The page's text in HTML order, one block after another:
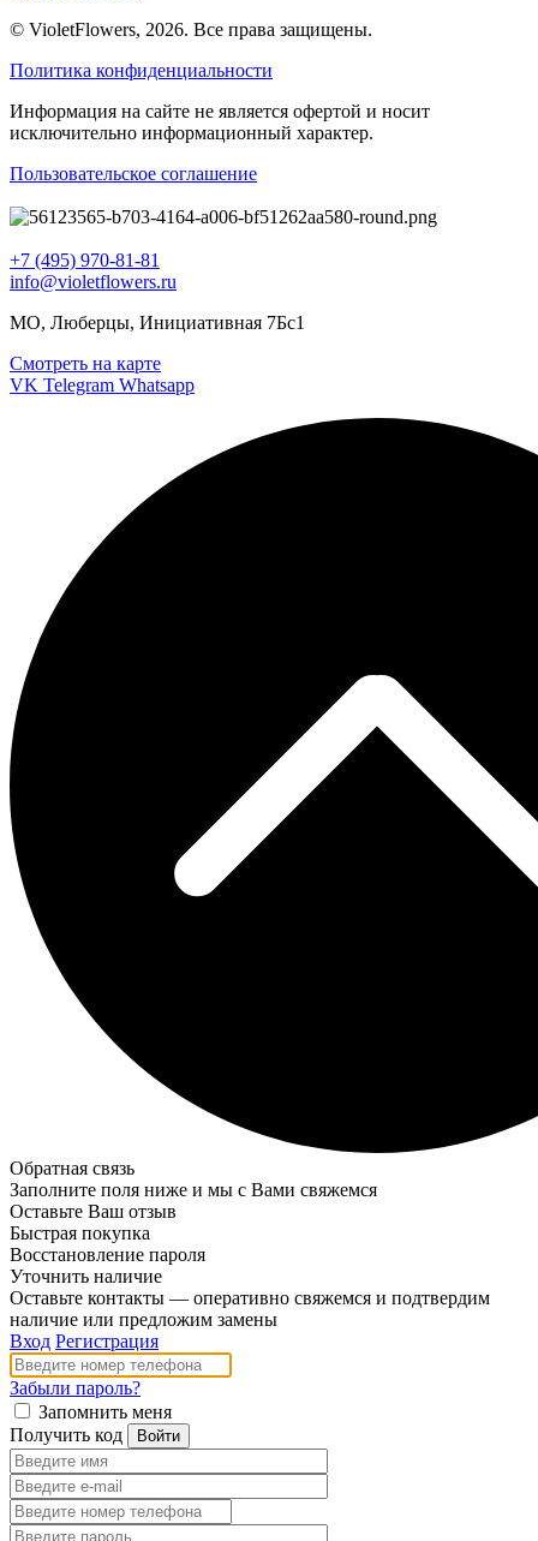
© VioletFlowers, 2026. Все права защищены.
Политика конфиденциальности
Информация на сайте не является офертой и носит
исключительно информационный характер.
Пользовательское соглашение
+7 (495) 970-81-81
info@violetflowers.ru
МО, Люберцы, Инициативная 7Бс1
Смотреть на карте
VK Telegram Whatsapp
Обратная связь
Заполните поля ниже и мы с Вами свяжемся
Оставьте Ваш отзыв
Быстрая покупка
Восстановление пароля
Уточнить наличие
Оставьте контакты — оперативно свяжемся и подтвердим
наличие или предложим замены
Вход Регистрация
Забыли пароль?
Запомнить меня
Получить код